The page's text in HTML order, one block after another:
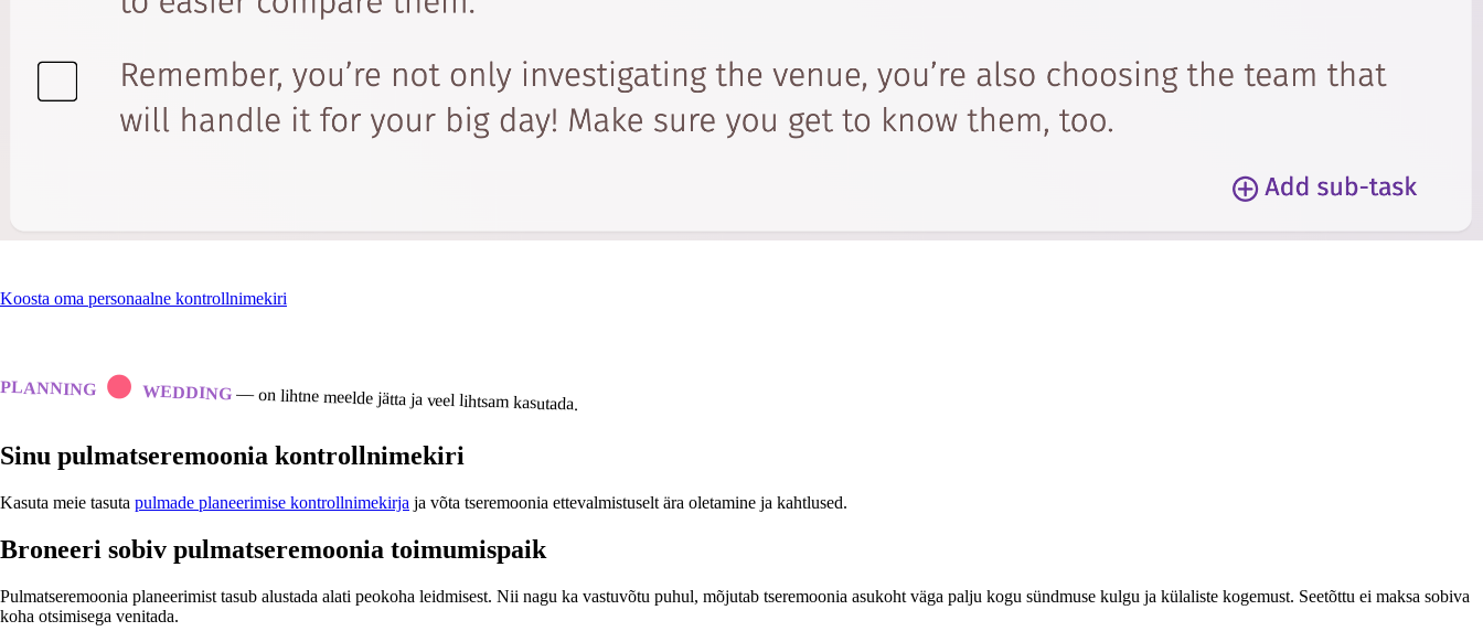
Koosta oma personaalne kontrollnimekiri
PLANNING.WEDDING— on lihtne meelde jätta ja veel lihtsam kasutada.
Sinu pulmatseremoonia kontrollnimekiri
Kasuta meie tasuta pulmade planeerimise kontrollnimekirja ja võta tseremoonia ettevalmistuselt ära oletamine ja kahtlused.
Broneeri sobiv pulmatseremoonia toimumispaik
Pulmatseremoonia planeerimist tasub alustada alati peokoha leidmisest. Nii nagu ka vastuvõtu puhul, mõjutab tseremoonia asukoht väga palju kogu sündmuse kulgu ja külaliste kogemust. Seetõttu ei maksa sobiva
koha otsimisega venitada.